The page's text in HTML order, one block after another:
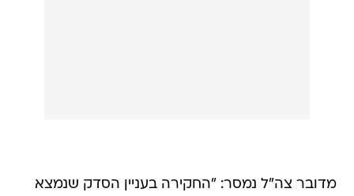
מדובר צה"ל נמסר: "החקירה בעניין הסדק שנמצא